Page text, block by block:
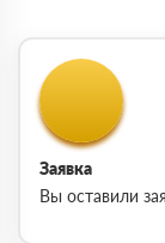
Заявка
Вы оставили